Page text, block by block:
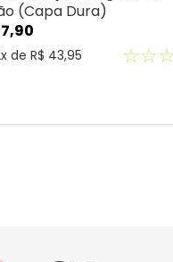
(Capa Dura)
,90
x de R$ 43,95 ☆☆☆